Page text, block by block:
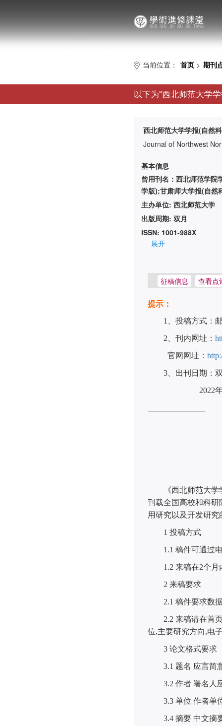
当前位置： 首页 > 期刊
以下为"西北师范大学
西北师范大学学报(自然
Journal of Northwest
基本信息
曾用刊名：西北师范学院
学版);甘肃师大学报(自然
主办单位: 西北师范大学
出版周期: 双月
ISSN: 1001-988X
展开
征稿信息 查看点
提示：
1
、投稿方式：
2 、刊内网址：
官网网址：
3 、出刊日期：
2022
《西北师范大学
刊载全国高校和科
用研究以及开发研
1投稿方式
1.1稿件可通过
1.2来稿在2个月
2来稿要求
2.1稿件要求数
2.2来稿请在首
位,主要研究方向,电
3论文格式要求
3.1题名 应言简
3.2作者 署名人
3.3单位 作者单
3.4摘要 中文摘